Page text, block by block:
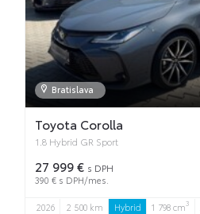
Bratislava
Toyota Corolla
1.8 Hybrid GR Sport
27 999 € s DPH
390 € s DPH/mes.
2026 2 500 km Hybrid 1 798 cm3